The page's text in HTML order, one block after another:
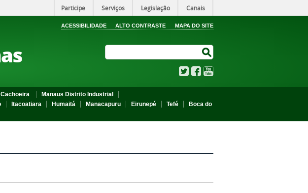
Participe Serviços Legislação Canais
ACESSIBILIDADE ALTO CONTRASTE MAPA DO SITE
TwitterFacebook
Manaus Distrito Industrial
Itacoatiara Humaitá Manacapuru Eirunepé Tefé
Boca do